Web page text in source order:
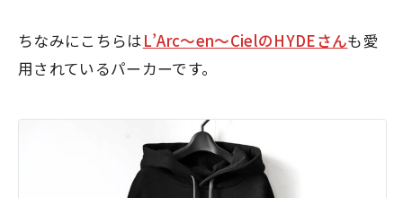
ちなみにこちらはL’Arc〜en〜CielのHYDEさんも愛
用されているパーカーです。